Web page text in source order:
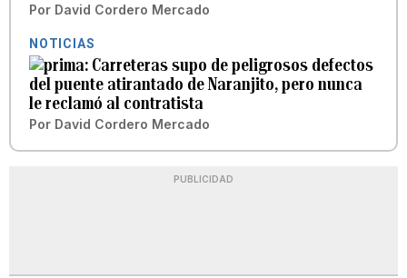
Por David Cordero Mercado
NOTICIAS
Carreteras supo de peligrosos defectos
del puente atirantado de Naranjito, pero nunca
le reclamó al contratista
Por David Cordero Mercado
PUBLICIDAD